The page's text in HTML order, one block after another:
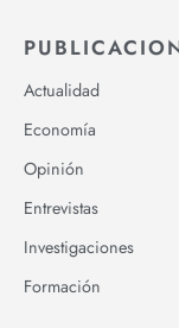
que practica el
subsistencia’’.
Leer el artículo »